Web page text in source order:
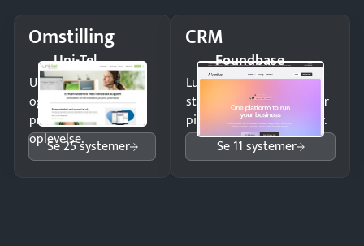
Omstilling
Uni-Tel
Undgå tabte opkald
og giv kunderne en
professionel
oplevelse.
Se 25 systemer
CRM
Foundbase
Luk flere salg med et
struktureret overblik over
pipeline og opfølgninger.
Se 11 systemer